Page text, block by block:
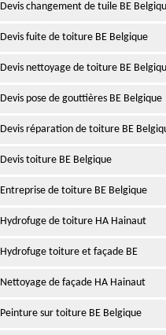
Devis changement de tuile BE
Devis fuite de toiture BE Belgique
Devis nettoyage de toiture BE
Devis pose de gouttières BE Belgique
Devis réparation de toiture BE
Devis toiture BE Belgique
Entreprise de toiture BE Belgique
Hydrofuge de toiture HA Hainaut
Hydrofuge toiture et façade BE
Nettoyage de façade HA Hainaut
Peinture sur toiture BE Belgique